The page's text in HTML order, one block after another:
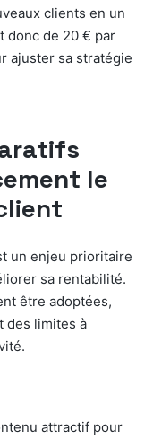
clients en un
donc de 20 € par
ajuster sa stratégie
le
un enjeu prioritaire
sa rentabilité.
être adoptées,
des limites à
attractif pour